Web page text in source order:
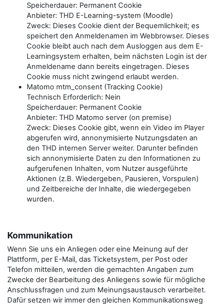
Speicherdauer: Permanent Cookie
Anbieter: THD E-Learning-system (Moodle)
Zweck: Dieses Cookie dient der Bequemlichkeit; es
speichert den Anmeldenamen im Webbrowser. Dieses
Cookie bleibt auch nach dem Ausloggen aus dem E-
Learningsystem erhalten, beim nächsten Login ist der
Anmeldename dann bereits eingetragen. Dieses
Cookie muss nicht zwingend erlaubt werden.
Matomo mtm_consent (Tracking Cookie)
Technisch Erforderlich: Nein
Speicherdauer: Permanent Cookie
Anbieter: THD Matomo server (on premise)
Zweck: Dieses Cookie gibt, wenn ein Video im Player
abgerufen wird, annonymisierte Nutzungsdaten an
den THD internen Server weiter. Darunter befinden
sich annonymisierte Daten zu den Informationen zu
aufgerufenen Inhalten, vom Nutzer ausgeführte
Aktionen (z.B. Wiedergeben, Pausieren, Vorspulen)
und Zeitbereiche der Inhalte, die wiedergegeben
wurden.
Kommunikation
Wenn Sie uns ein Anliegen oder eine Meinung auf der
Plattform, per E-Mail, das Ticketsystem, per Post oder
Telefon mitteilen, werden die gemachten Angaben zum
Zwecke der Bearbeitung des Anliegens sowie für mögliche
Anschlussfragen und zum Meinungsaustausch verarbeitet.
Dafür setzen wir immer den gleichen Kommunikationsweg